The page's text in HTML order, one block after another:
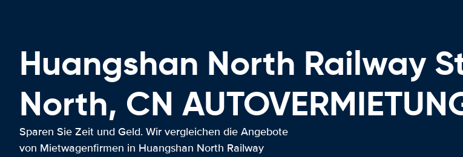
Huangshan North Railway
North, CN
Sparen Sie Zeit und Geld. Wir vergleichen die Angebote
von Mietwagenfirmen in Huangshan North Railway